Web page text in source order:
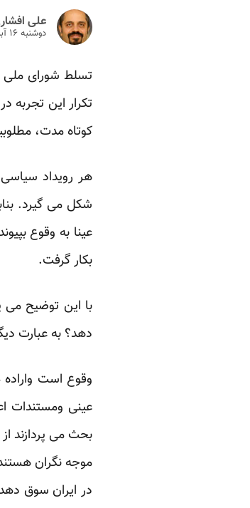
علی
دوشنبه ۱۶ آبان ۱۳۹۰
تسلط شورای ملی
تکرار این تجربه
کوتاه مدت،
هر رویداد
شکل می گیرد.
عینا به وقوع
بکار گرفت.
با این توضیح می
دهد؟ به عبارت
وقوع است
عینی ومستندات
بحث می پردازند
موجه نگران
در ایران سوق